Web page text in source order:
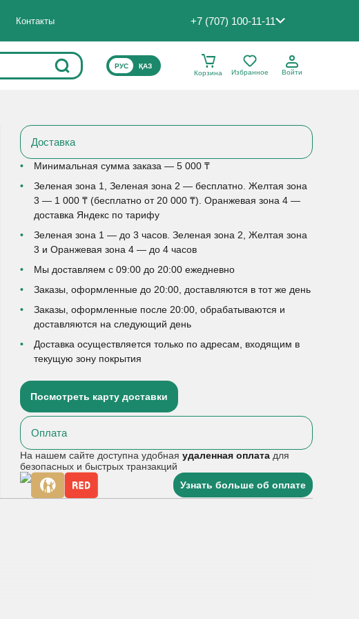
Контакты +7 (707) 100-11-11
ВЫБЕРИТЕ ЯЗЫК САЙТА
РУС
ҚАЗ
Корзина
Избранное Войти
Доставка
Минимальная сумма заказа — 5 000 ₸
Зеленая зона 1, Зеленая зона 2 — бесплатно. Желтая зона
3 — 1 000 ₸ (бесплатно от 20 000 ₸). Оранжевая зона 4 —
доставка Яндекс по тарифу
Зеленая зона 1 — до 3 часов. Зеленая зона 2, Желтая зона
3 и Оранжевая зона 4 — до 4 часов
Мы доставляем с 09:00 до 20:00 ежедневно
Заказы, оформленные до 20:00, доставляются в тот же день
Заказы, оформленные после 20:00, обрабатываются и
доставляются на следующий день
Доставка осуществляется только по адресам, входящим в
текущую зону покрытия
Посмотреть карту доставки
Оплата
На нашем сайте доступна удобнаяудаленная оплата для
безопасных и быстрых транзакций
Узнать больше об оплате